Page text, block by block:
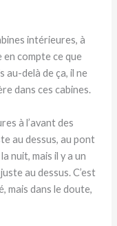
intérieures, à
en compte ce que
au-delà de ça, il ne
dans ces cabines.
à l’avant des
au dessus, au pont
nuit, mais il y a un
au dessus. C’est
mais dans le doute,